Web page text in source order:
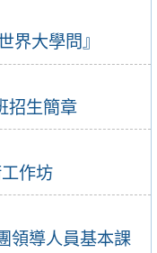
界大學問』
招生簡章
作坊
領導人員基本課